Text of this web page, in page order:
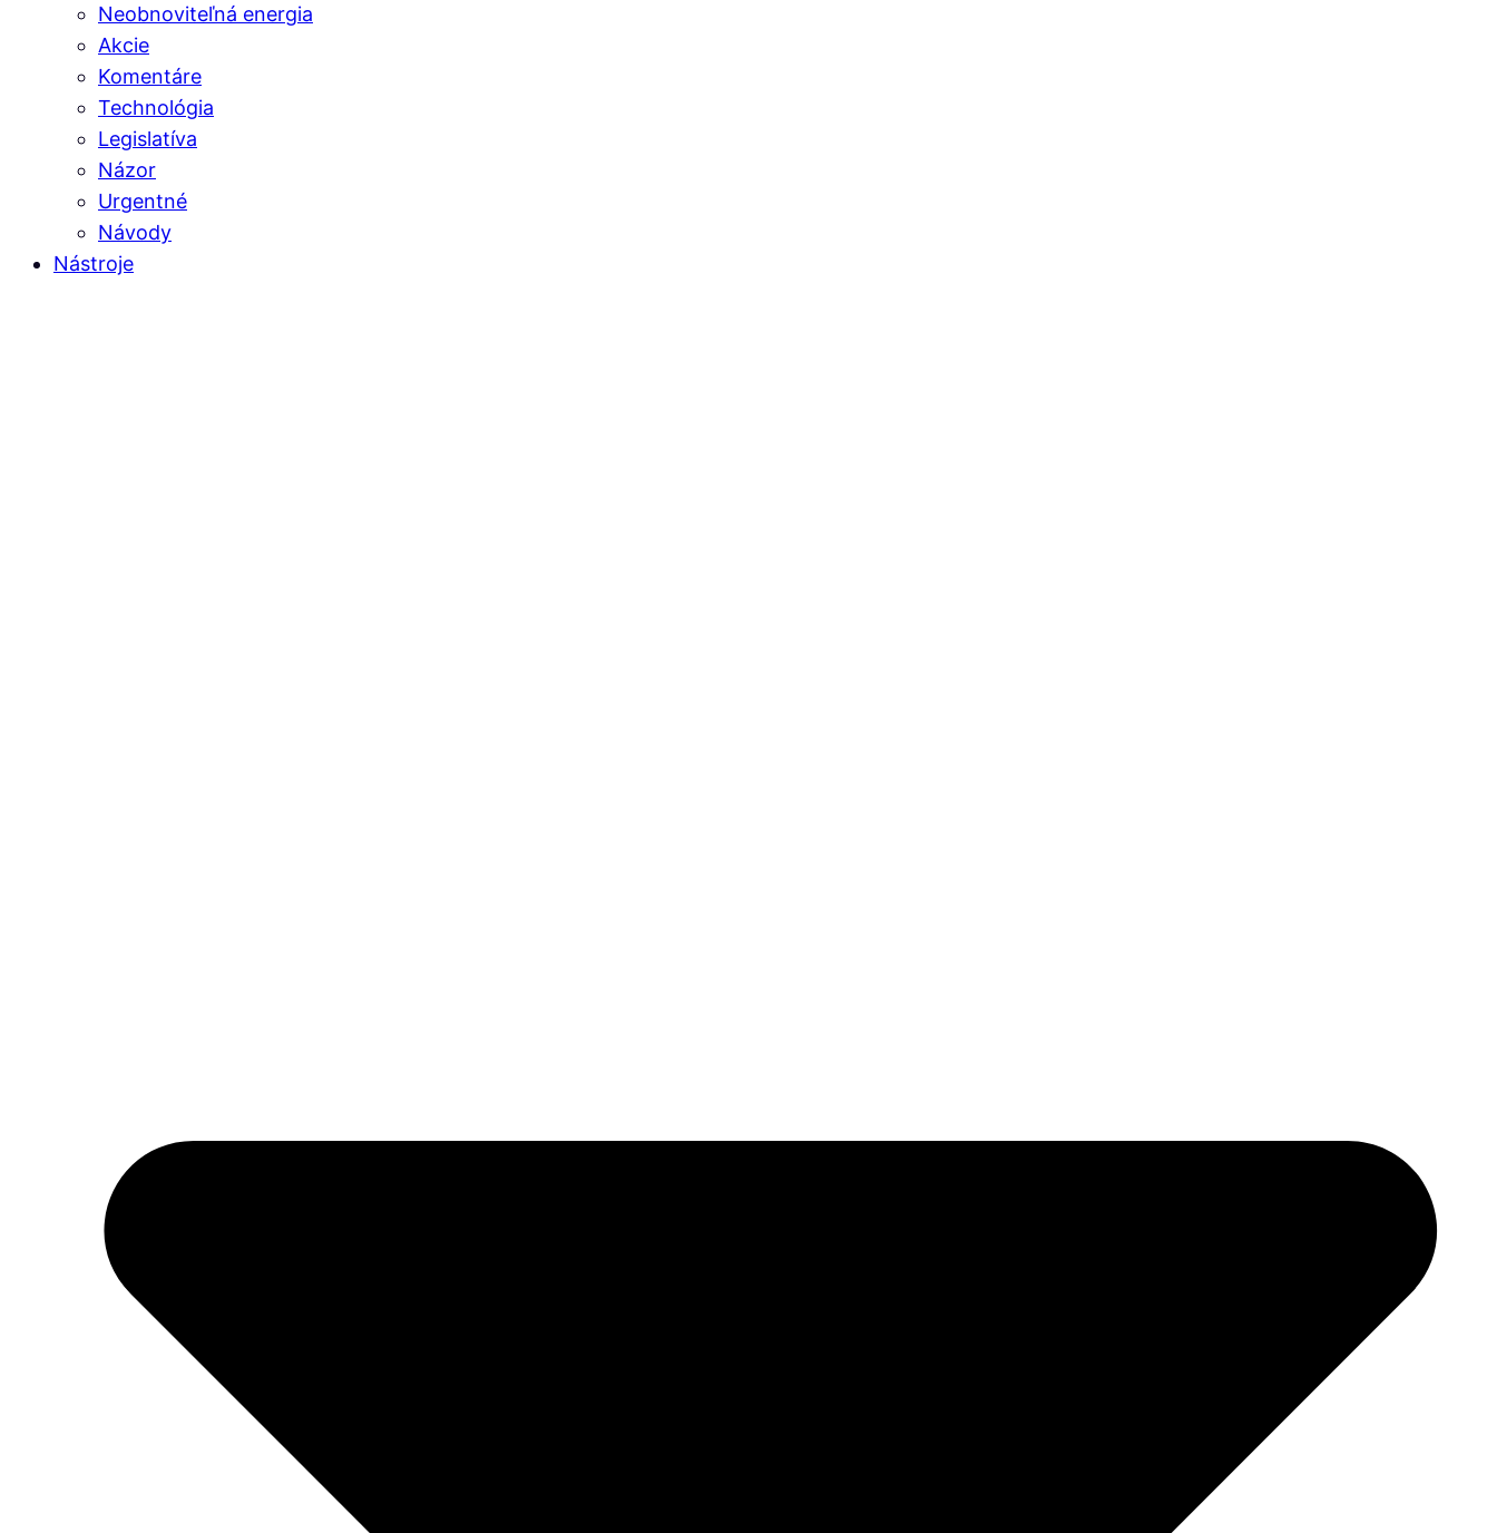
Neobnoviteľná energia
Akcie
Komentáre
Technológia
Legislatíva
Názor
Urgentné
Návody
Nástroje